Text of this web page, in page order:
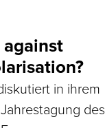
in ihrem
des